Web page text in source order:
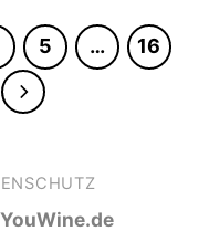
5 …
16
YouWine.de